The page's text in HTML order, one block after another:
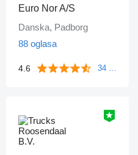
Euro Nor A/S
Danska, Padborg
88 oglasa
4.6 34 komentara